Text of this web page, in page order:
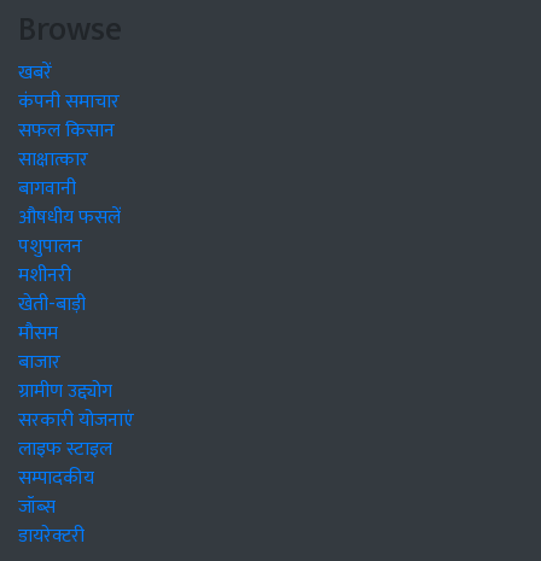
Browse
खबरें
कंपनी समाचार
सफल किसान
साक्षात्कार
बागवानी
औषधीय फसलें
पशुपालन
मशीनरी
खेती-बाड़ी
मौसम
बाजार
ग्रामीण उद्द्योग
सरकारी योजनाएं
लाइफ स्टाइल
सम्पादकीय
जॉब्स
डायरेक्टरी